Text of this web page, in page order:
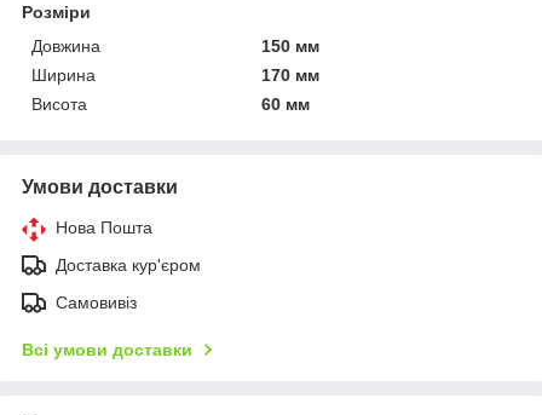
Розміри
Довжина
150 мм
Ширина
170 мм
Висота
60 мм
Умови доставки
Нова Пошта
Доставка кур'єром
Самовивіз
Всі умови доставки